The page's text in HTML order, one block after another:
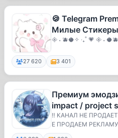
🍪 Telegram
Милые
Cute Stickers |
𖧷 ˖ 🫐🥥✧ ‧₊˚ 💗 𖧷 ˖
27 620 3 401
Премиум
impact / project
zenless zone
‼️ КАНАЛ НЕ
Е ПРОДАЕМ РЕКЛАМУ